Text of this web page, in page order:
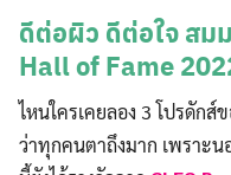
ดีต่อผิว ดีต่อใจ สม
Hall of Fame
ไหนใครเคยลอง 3 โปรดักส์ข
ว่าทุกคนตาถึงมาก เพราะ